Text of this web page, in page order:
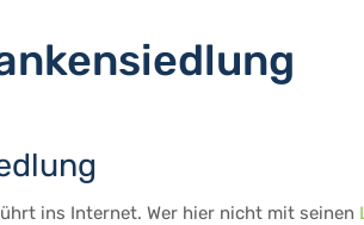
ins Internet. Wer hier nicht mit seinen